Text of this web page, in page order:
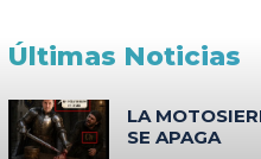
Últimas Noticias
LA
SE APAGA